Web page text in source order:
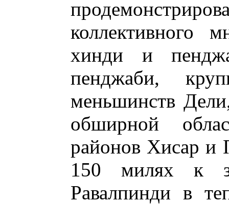
коллективного
хинди и
пенджаби,
меньшинств
обширной
районов Хисар и
150 милях к
Равалпинди в